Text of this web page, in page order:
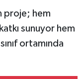
proje; hem
sunuyor hem
ortamında